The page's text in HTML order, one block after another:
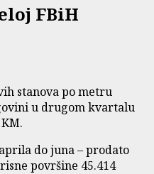
FBiH
stаnоvа po metru
u drugom kvartalu
do juna – prodato
površine 45.414